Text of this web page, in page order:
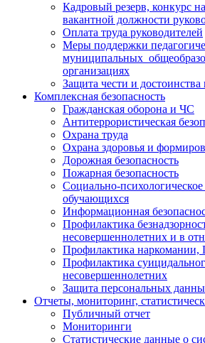
Кадровый резерв, конкурс
вакантной должности
Оплата труда руководителей
Меры поддержки
муниципальных
организациях
Защита чести и достоинства
Комплексная безопасность
Гражданская оборона и ЧС
Антитеррористическая
Охрана труда
Охрана здоровья и
Дорожная безопасность
Пожарная безопасность
Социально-психологическое
обучающихся
Информационная
Профилактика
несовершеннолетних и в
Профилактика
Профилактика
несовершеннолетних
Защита персональных
Отчеты, мониторинг,
Публичный отчет
Мониторинги
Статистические данные о